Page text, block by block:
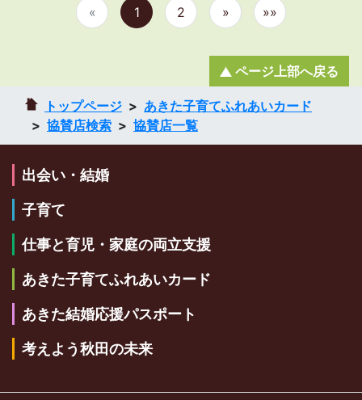
« 1 2 » »»
トップページ
あきた子育てふれあいカード
協賛店検索
協賛店一覧
ページ上部へ戻る
出会い・結婚
子育て
仕事と育児・家庭の両立支援
あきた子育てふれあいカード
あきた結婚応援パスポート
考えよう秋田の未来